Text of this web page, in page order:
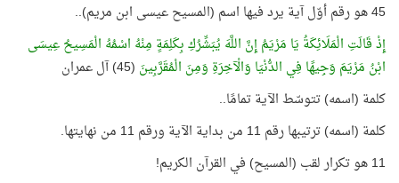
45 هو رقم أوّل آية يرد فيها اسم (المسيح عيسى ابن مريم)..
إِذْ قَالَتِ الْمَلَائِكَةُ يَا مَرْيَمُ إِنَّ اللَّهَ يُبَشِّرُكِ بِكَلِمَةٍ مِنْهُ اسْمُهُ الْمَسِيحُ عِيسَى
ابْنُ مَرْيَمَ وَجِيهًا فِي الدُّنْيَا وَالْآخِرَةِ وَمِنَ الْمُقَرَّبِينَ (45) آل عمران
كلمة (اسمه) تتوسّط الآية تمامًا..
كلمة (اسمه) ترتيبها رقم 11 من بداية الآية ورقم 11 من نهايتها.
11 هو تكرار لقب (المسيح) في القرآن الكريم!